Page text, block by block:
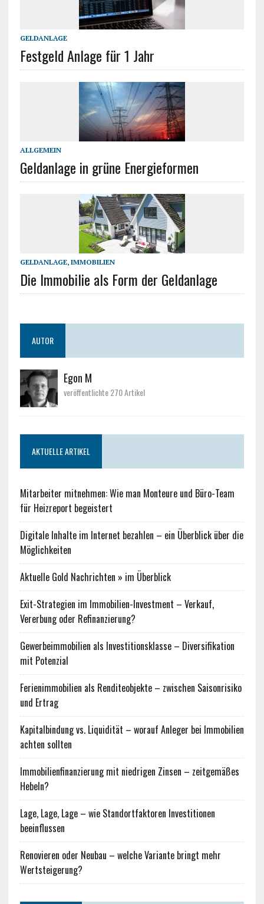
GELDANLAGE
Festgeld Anlage für 1 Jahr
ALLGEMEIN
Geldanlage in grüne Energieformen
GELDANLAGE, IMMOBILIEN
Die Immobilie als Form der Geldanlage
AUTOR
Egon M
veröffentlichte 270 Artikel
AKTUELLE ARTIKEL
Mitarbeiter mitnehmen: Wie man Monteure und Büro-Team
für Heizreport begeistert
Digitale Inhalte im Internet bezahlen – ein Überblick über die
Möglichkeiten
Aktuelle Gold Nachrichten » im Überblick
Exit-Strategien im Immobilien-Investment – Verkauf,
Vererbung oder Refinanzierung?
Gewerbeimmobilien als Investitionsklasse – Diversifikation
mit Potenzial
Ferienimmobilien als Renditeobjekte – zwischen Saisonrisiko
und Ertrag
Kapitalbindung vs. Liquidität – worauf Anleger bei Immobilien
achten sollten
Immobilienfinanzierung mit niedrigen Zinsen – zeitgemäßes
Hebeln?
Lage, Lage, Lage – wie Standortfaktoren Investitionen
beeinflussen
Renovieren oder Neubau – welche Variante bringt mehr
Wertsteigerung?